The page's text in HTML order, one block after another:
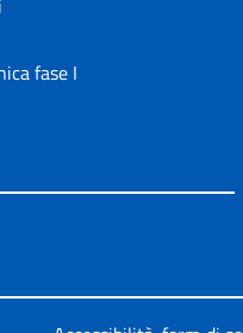
fase I